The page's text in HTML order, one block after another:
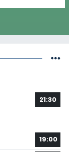
21:30
19:00